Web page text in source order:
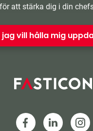
för att stärka dig i din
jag vill hålla mig